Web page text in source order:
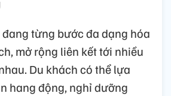
từng bước đa dạng hóa
mở rộng liên kết tới nhiều
Du khách có thể lựa
hang động, nghỉ dưỡng